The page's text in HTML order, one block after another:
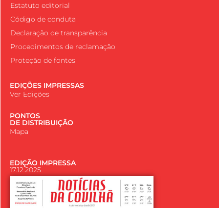
Estatuto editorial
Código de conduta
Declaração de transparência
Procedimentos de reclamação
Proteção de fontes
EDIÇÕES IMPRESSAS
Ver Edições
PONTOS
DE DISTRIBUIÇÃO
Mapa
EDIÇÃO IMPRESSA
17.12.2025